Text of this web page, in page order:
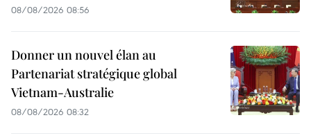
08/08/2026 08:56
Donner un nouvel élan au
Partenariat stratégique global
Vietnam-Australie
08/08/2026 08:32